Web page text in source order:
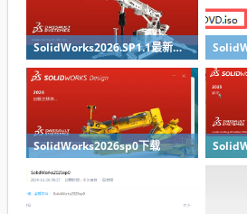
SolidWorks2026.SP1.1最新版免费下载
SolidWorks2026sp0下载